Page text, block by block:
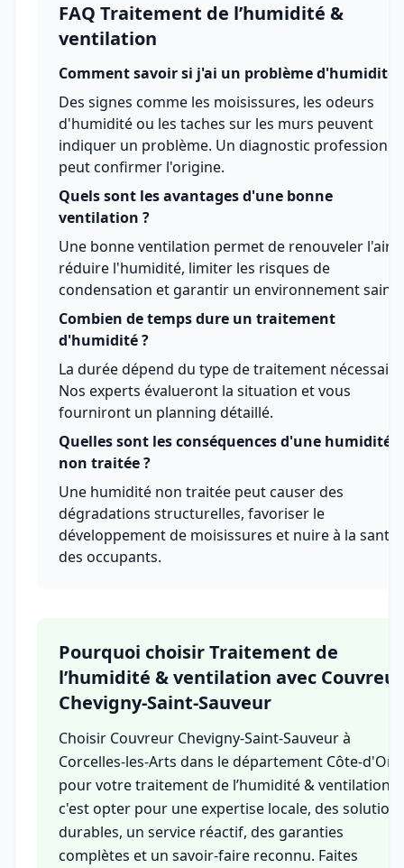
FAQ Traitement de l’humidité &
ventilation
Comment savoir si j'ai un problème d'humidité
Des signes comme les moisissures, les odeurs
d'humidité ou les taches sur les murs peuvent
indiquer un problème. Un diagnostic
peut confirmer l'origine.
Quels sont les avantages d'une bonne
ventilation ?
Une bonne ventilation permet de renouveler l'air,
réduire l'humidité, limiter les risques de
condensation et garantir un environnement sain.
Combien de temps dure un traitement
d'humidité ?
La durée dépend du type de traitement
Nos experts évalueront la situation et vous
fourniront un planning détaillé.
Quelles sont les conséquences d'une humidité
non traitée ?
Une humidité non traitée peut causer des
dégradations structurelles, favoriser le
développement de moisissures et nuire à la santé
des occupants.
Pourquoi choisir Traitement de
l’humidité & ventilation avec Couvreur
Chevigny-Saint-Sauveur
Choisir Couvreur Chevigny-Saint-Sauveur à
Corcelles-les-Arts dans le département Côte-d'Or
pour votre traitement de l’humidité & ventilation,
c'est opter pour une expertise locale, des
durables, un service réactif, des garanties
complètes et un savoir-faire reconnu. Faites